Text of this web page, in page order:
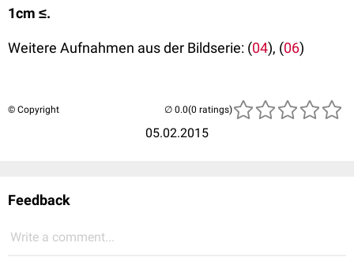
1cm ≤.
Weitere Aufnahmen aus der Bildserie: (04), (06)
© Copyright
05.02.2015
(0 ratings)
Feedback
Write a comment...